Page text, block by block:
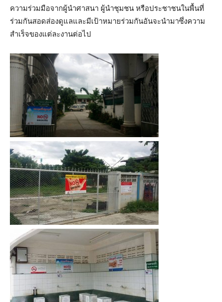
ความร่วมมือจากผู้นำศาสนา ผู้นำชุมชน หรือประชาชนในพื้นที่
ร่วมกันสอดส่องดูแลและมีเป้าหมายร่วมกันอันจะนำมาซึ่งความ
สำเร็จของแต่ละงานต่อไป